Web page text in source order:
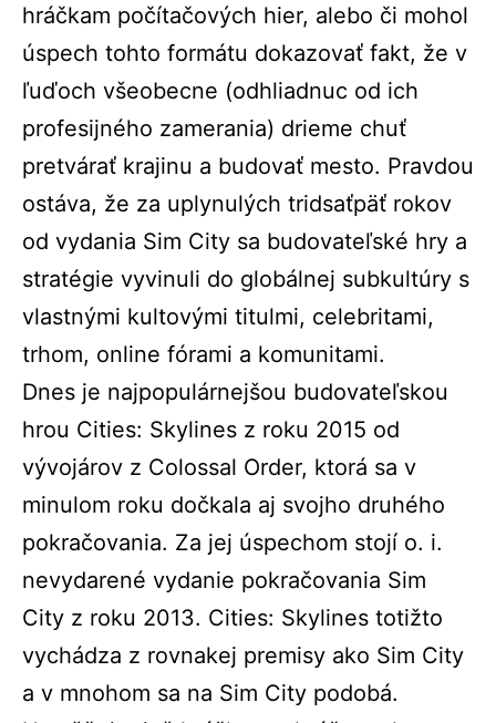
hráčkam počítačových hier, alebo či mohol
úspech tohto formátu dokazovať fakt, že v
ľuďoch všeobecne (odhliadnuc od ich
profesijného zamerania) drieme chuť
pretvárať krajinu a budovať mesto. Pravdou
ostáva, že za uplynulých tridsaťpäť rokov
od vydania Sim City sa budovateľské hry a
stratégie vyvinuli do globálnej subkultúry s
vlastnými kultovými titulmi, celebritami,
trhom, online fórami a komunitami.
Dnes je najpopulárnejšou budovateľskou
hrou Cities: Skylines z roku 2015 od
vývojárov z Colossal Order, ktorá sa v
minulom roku dočkala aj svojho druhého
pokračovania. Za jej úspechom stojí o. i.
nevydarené vydanie pokračovania Sim
City z roku 2013. Cities: Skylines totižto
vychádza z rovnakej premisy ako Sim City
a v mnohom sa na Sim City podobá.